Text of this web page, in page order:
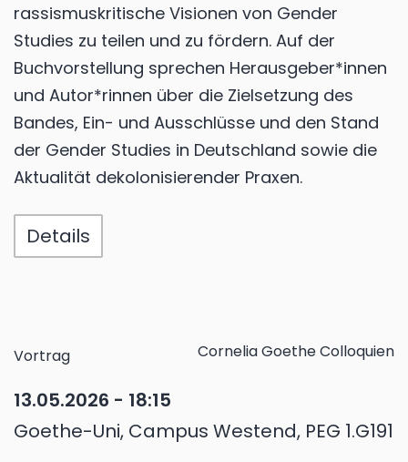
rassismuskritische Visionen von Gender
Studies zu teilen und zu fördern. Auf der
Buchvorstellung sprechen Herausgeber*innen
und Autor*rinnen über die Zielsetzung des
Bandes, Ein- und Ausschlüsse und den Stand
der Gender Studies in Deutschland sowie die
Aktualität dekolonisierender Praxen.
Details
Vortrag Cornelia Goethe Colloquien
13.05.2026 - 18:15
Goethe-Uni, Campus Westend, PEG 1.G191